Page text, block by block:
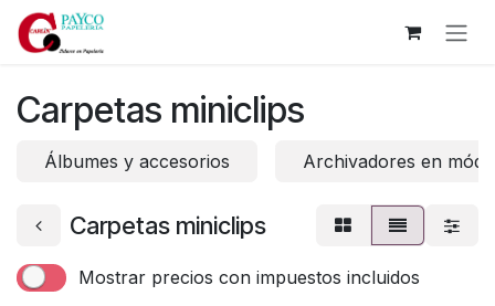
Ir al contenido
Carpetas miniclips
Álbumes y accesorios Archivadores en
Carpetas miniclips
Mostrar precios con impuestos incluidos